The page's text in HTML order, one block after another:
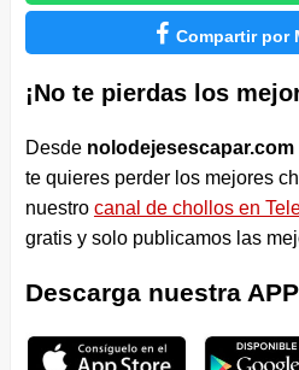
 Compartir por
¡No te pierdas los
Desde nolodejesescapar.com
te quieres perder los mejores
nuestro canal de chollos en
gratis y solo publicamos las
Descarga nuestra APP